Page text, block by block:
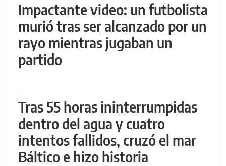
Impactante video: un futbolista
murió tras ser alcanzado por un
rayo mientras jugaban un
partido
Tras 55 horas ininterrumpidas
dentro del agua y cuatro
intentos fallidos, cruzó el mar
Báltico e hizo historia